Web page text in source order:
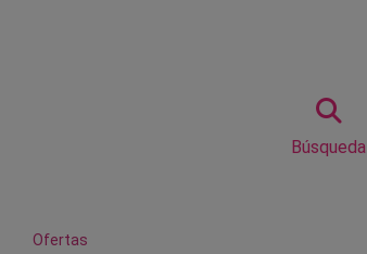
Búsqueda
Ofertas